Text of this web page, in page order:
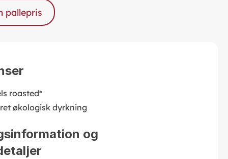
pallepris
roasted*
økologisk dyrkning
og